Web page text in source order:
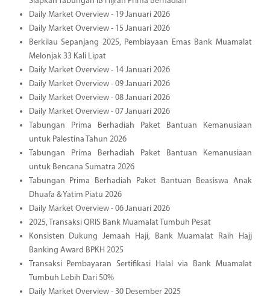
Daily Market Overview - 19 Januari 2026
Daily Market Overview - 15 Januari 2026
Berkilau Sepanjang 2025, Pembiayaan Emas Bank Muamalat
Melonjak 33 Kali Lipat
Daily Market Overview - 14 Januari 2026
Daily Market Overview - 09 Januari 2026
Daily Market Overview - 08 Januari 2026
Daily Market Overview - 07 Januari 2026
Tabungan Prima Berhadiah Paket Bantuan Kemanusiaan
untuk Palestina Tahun 2026
Tabungan Prima Berhadiah Paket Bantuan Kemanusiaan
untuk Bencana Sumatra 2026
Tabungan Prima Berhadiah Paket Bantuan Beasiswa Anak
Dhuafa & Yatim Piatu 2026
Daily Market Overview - 06 Januari 2026
2025, Transaksi QRIS Bank Muamalat Tumbuh Pesat
Konsisten Dukung Jemaah Haji, Bank Muamalat Raih Hajj
Banking Award BPKH 2025
Transaksi Pembayaran Sertifikasi Halal via Bank Muamalat
Tumbuh Lebih Dari 50%
Daily Market Overview - 30 Desember 2025